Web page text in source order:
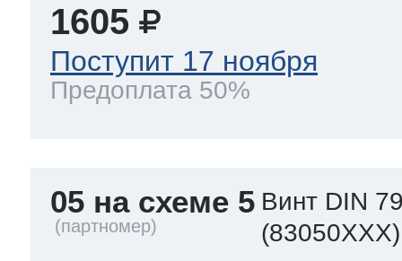
1605
Поступит 17 ноября
Предоплата 50%
05 на схеме 5 Винт DIN
(83050XXX)